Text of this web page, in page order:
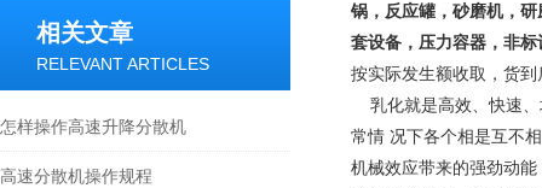
相关文章
RELEVANT ARTICLES
怎样操作高速升降分散机
高速分散机操作规程
锅，反应罐，砂磨机，
套设备，压力容器，非标
按实际发生额收取，货
乳化就是高效、快速
常情 况下各个相是互不
机械效应带来的强劲动